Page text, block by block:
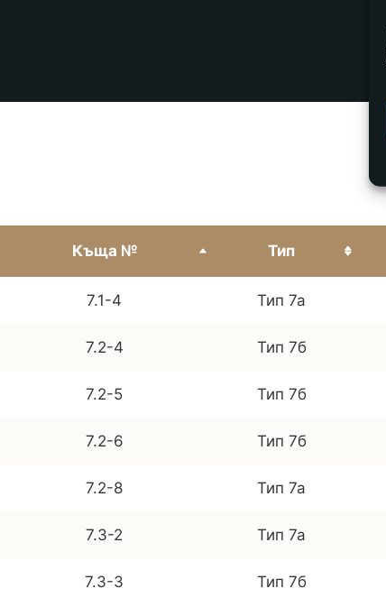
Къща № Тип
7.1-4 Тип 7а
7.2-4 Тип 7б
7.2-5 Тип 7б
7.2-6 Тип 7б
7.2-8 Тип 7а
7.3-2 Тип 7а
7.3-3 Тип 7б